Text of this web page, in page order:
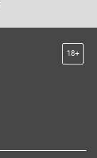
18+